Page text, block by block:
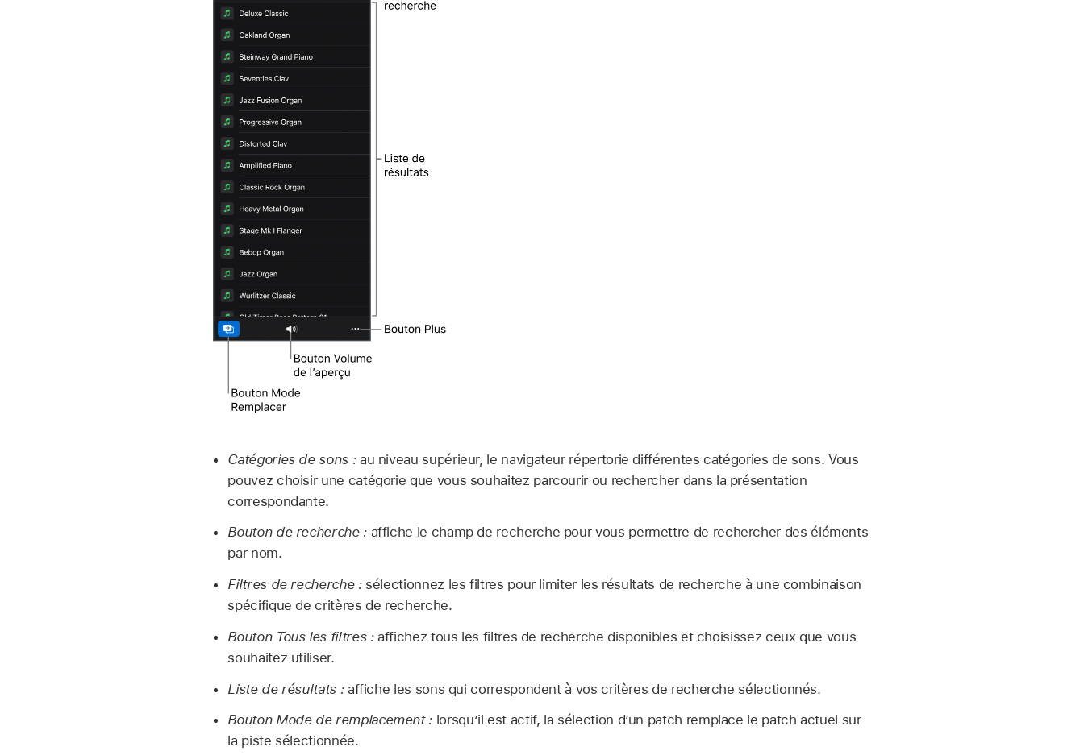
Catégories de sons :au niveau supérieur, le navigateur répertorie différentes catégories de sons. Vous
pouvez choisir une catégorie que vous souhaitez parcourir ou rechercher dans la présentation
correspondante.
Bouton de recherche :affiche le champ de recherche pour vous permettre de rechercher des éléments
par nom.
Filtres de recherche :sélectionnez les filtres pour limiter les résultats de recherche à une combinaison
spécifique de critères de recherche.
Bouton Tous les filtres :affichez tous les filtres de recherche disponibles et choisissez ceux que vous
souhaitez utiliser.
Liste de résultats :affiche les sons qui correspondent à vos critères de recherche sélectionnés.
Bouton Mode de remplacement : lorsqu’il est actif, la sélection d’un patch remplace le patch actuel sur
la piste sélectionnée.